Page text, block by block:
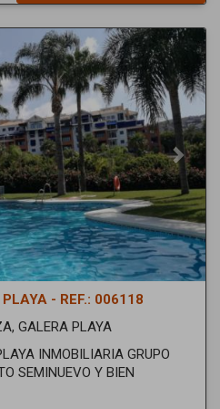
Next
- REF.: 006118
GALERA PLAYA
INMOBILIARIA GRUPO
SEMINUEVO Y BIEN